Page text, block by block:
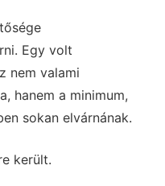
Egy volt
nem valami
hanem a minimum,
sokan elvárnának.
került.